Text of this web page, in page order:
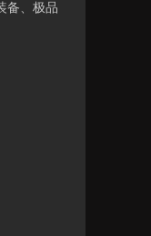
备、极品